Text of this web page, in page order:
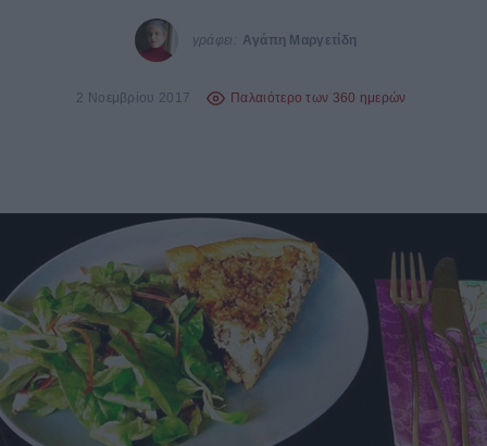
γράφει: Αγάπη Μαργετίδη
2 Νοεμβρίου 2017 Παλαιότερο των 360 ημερών